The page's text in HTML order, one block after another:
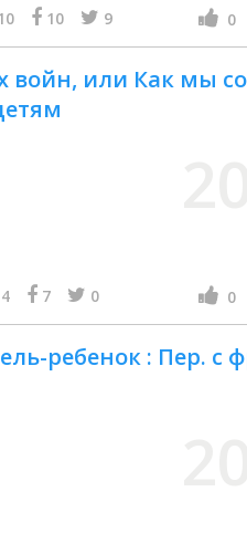
10 9 0
войн, или Как мы
4 7 0 0
ребенок : Пер. с